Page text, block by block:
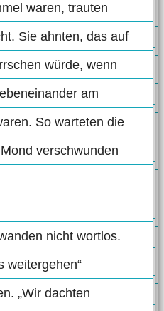
waren, trauten
Sie ahnten, das auf
würde, wenn
am
So warteten die
verschwunden
nicht wortlos.
weitergehen“
„Wir dachten